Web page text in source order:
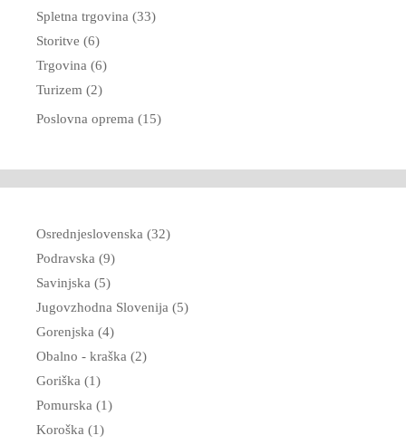
Spletna trgovina (33)
Storitve (6)
Trgovina (6)
Turizem (2)
Poslovna oprema (15)
Osrednjeslovenska (32)
Podravska (9)
Savinjska (5)
Jugovzhodna Slovenija (5)
Gorenjska (4)
Obalno - kraška (2)
Goriška (1)
Pomurska (1)
Koroška (1)